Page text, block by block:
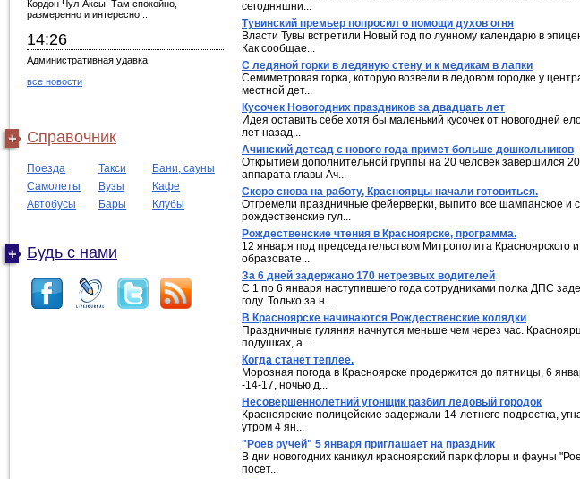
Кордон Чул-Аксы. Там спокойно,
размеренно и интересно...
14:26
Административная удавка
все новости
Справочник
Поезда Такси
Бани, сауны
Самолеты
Вузы
Кафе
Автобусы
Бары Клубы
Будь с нами
сегодняшни...
Тувинский премьер попросил о помощи духов огня
Власти Тувы встретили Новый год по лунному календарю в
Как сообщае...
С ледяной горки в ледяную стену и к медикам в лапки
Семиметровая горка, которую возвели в ледовом городке у
местной дет...
Кусочек Новогодних праздников за двадцать лет
Идея оставить себе хотя бы маленький кусочек от новогодней
лет назад...
Ачинский детсад с нового года примет больше дошкольников
Открытием дополнительной группы на 20 человек завершился
аппарата главы Ач...
Скоро снова на работу, Красноярцы начали готовиться.
Отгремели праздничные фейерверки, выпито все шампанское и
рождественские гул...
Рождественские чтения в Красноярске, программа.
12 января под председательством Митрополита Красноярского
образовате...
За 6 дней задержано 170 нетрезвых водителей
С 1 по 6 января наступившего года сотрудниками полка ДПС
году. Только за н...
В Красноярске начинаются Рождественские колядки
Праздничные гуляния начнутся меньше чем через час.
подушках, а ...
Когда станет теплее.
Морозная погода в Красноярске продержится до пятницы, 6
-14-17, ночью д...
Несовершеннолетний угонщик разбил ледовый городок
Красноярские полицейские задержали 14-летнего подростка,
утром 4 ян...
"Роев ручей" 5 января приглашает на праздник
В дни новогодних каникул красноярский парк флоры и фауны
посет...